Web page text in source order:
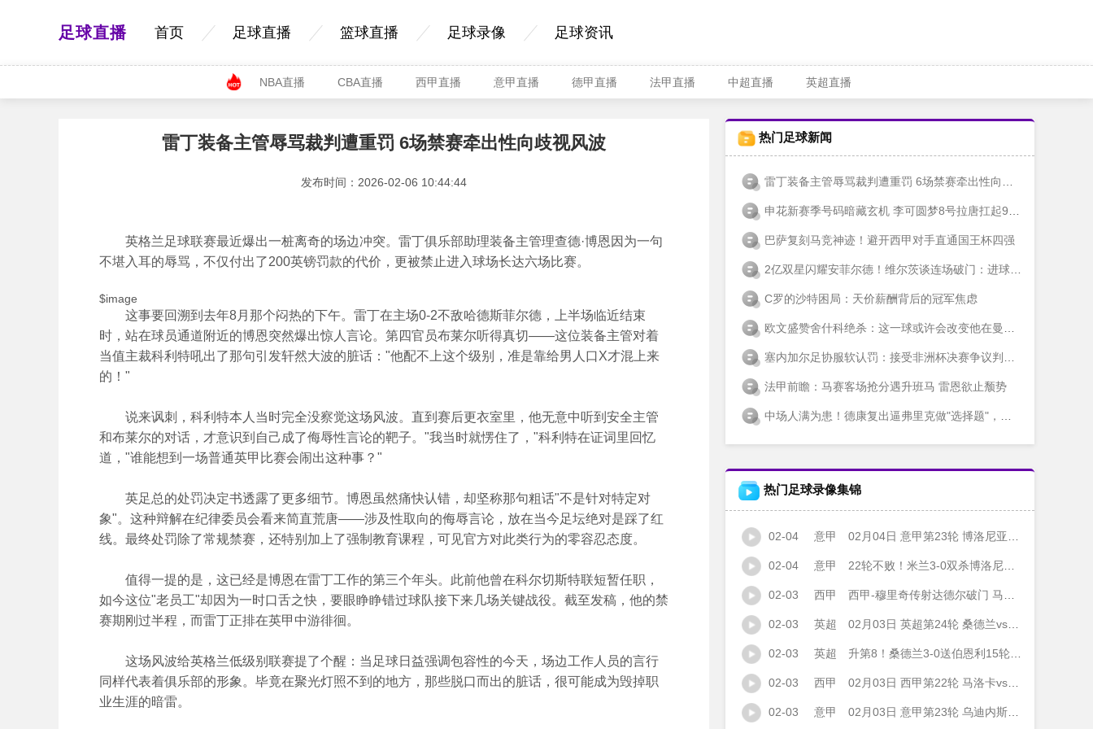
足球直播 首页 足球直播 篮球直播 足球录像 足球资讯
NBA直播 CBA直播 西甲直播 意甲直播 德甲直播 法甲直播 中超直播 英超直播
雷丁装备主管辱骂裁判遭重罚 6场禁赛牵出性向歧视风波
发布时间：2026-02-06 10:44:44
英格兰足球联赛最近爆出一桩离奇的场边冲突。雷丁俱乐部助理装备主管理查德·博恩因为一句
不堪入耳的辱骂，不仅付出了200英镑罚款的代价，更被禁止进入球场长达六场比赛。
$image
这事要回溯到去年8月那个闷热的下午。雷丁在主场0-2不敌哈德斯菲尔德，上半场临近结束
时，站在球员通道附近的博恩突然爆出惊人言论。第四官员布莱尔听得真切——这位装备主管对着
当值主裁科利特吼出了那句引发轩然大波的脏话："他配不上这个级别，准是靠给男人口X才混上来
的！"
说来讽刺，科利特本人当时完全没察觉这场风波。直到赛后更衣室里，他无意中听到安全主管
和布莱尔的对话，才意识到自己成了侮辱性言论的靶子。"我当时就愣住了，"科利特在证词里回忆
道，"谁能想到一场普通英甲比赛会闹出这种事？"
英足总的处罚决定书透露了更多细节。博恩虽然痛快认错，却坚称那句粗话"不是针对特定对
象"。这种辩解在纪律委员会看来简直荒唐——涉及性取向的侮辱言论，放在当今足坛绝对是踩了红
线。最终处罚除了常规禁赛，还特别加上了强制教育课程，可见官方对此类行为的零容忍态度。
值得一提的是，这已经是博恩在雷丁工作的第三个年头。此前他曾在科尔切斯特联短暂任职，
如今这位"老员工"却因为一时口舌之快，要眼睁睁错过球队接下来几场关键战役。截至发稿，他的禁
赛期刚过半程，而雷丁正排在英甲中游徘徊。
这场风波给英格兰低级别联赛提了个醒：当足球日益强调包容性的今天，场边工作人员的言行
同样代表着俱乐部的形象。毕竟在聚光灯照不到的地方，那些脱口而出的脏话，很可能成为毁掉职
业生涯的暗雷。
热门足球新闻
雷丁装备主管辱骂裁判遭重罚 6场禁赛牵出性向歧视风波
申花新赛季号码暗藏玄机 李可圆梦8号拉唐扛起9号重任
巴萨复刻马竞神迹！避开西甲对手直通国王杯四强
2亿双星闪耀安菲尔德！维尔茨谈连场破门：进球只是快乐的开始
C罗的沙特困局：天价薪酬背后的冠军焦虑
欧文盛赞舍什科绝杀：这一球或许会改变他在曼联的命运
塞内加尔足协服软认罚：接受非洲杯决赛争议判罚 放弃上诉权利
法甲前瞻：马赛客场抢分遇升班马 雷恩欲止颓势
中场人满为患！德康复出逼弗里克做"选择题"，巴萨主帅这次要挠头了
热门足球录像集锦
02-04 意甲 02月04日 意甲第23轮 博洛尼亚vsAC米兰 全场录像
02-04 意甲 22轮不败！米兰3-0双杀博洛尼亚 拉比奥特传射恩昆库点射奇克建功
02-03 西甲 西甲-穆里奇传射达德尔破门 马洛卡4-1塞维利亚
02-03 英超 02月03日 英超第24轮 桑德兰vs伯恩利 全场录像
02-03 英超 升第8！桑德兰3-0送伯恩利15轮不胜 迪亚拉梅开二度塔尔比世界波
02-03 西甲 02月03日 西甲第22轮 马洛卡vs塞维利亚 全场录像
02-03 意甲 02月03日 意甲第23轮 乌迪内斯vs罗马 全场录像